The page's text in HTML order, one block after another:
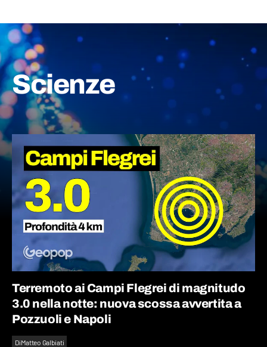
Scienze
Terremoto ai Campi Flegrei di magnitudo
3.0 nella notte: nuova scossa avvertita a
Pozzuoli e Napoli
DiMatteo Galbiati